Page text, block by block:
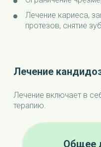
Лечение кариеса,
протезов, снятие
Лечение
Лечение включает в
терапию.
Общее